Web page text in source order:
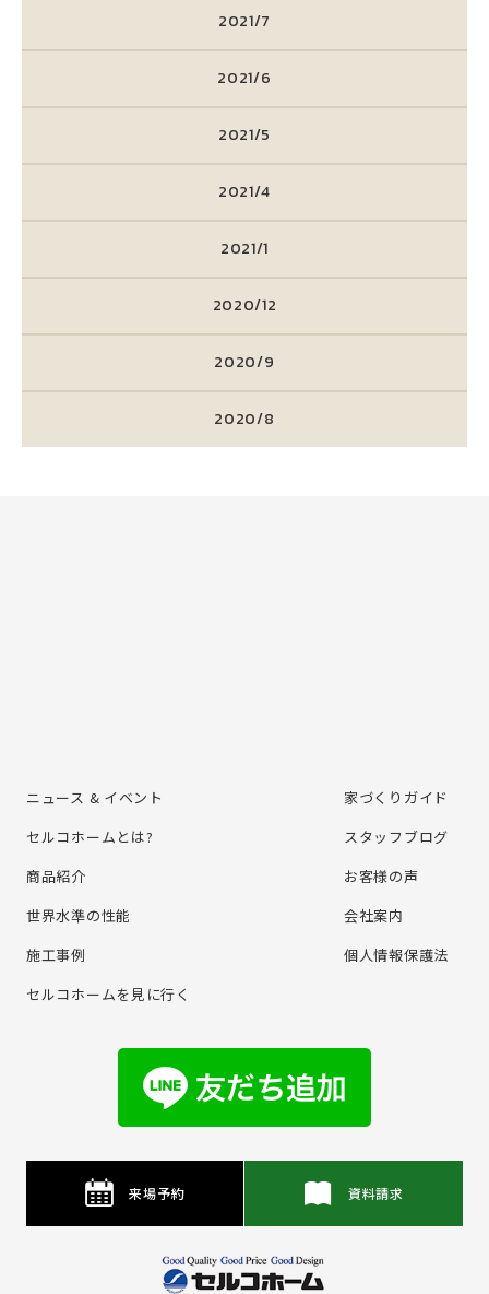
2021/7
2021/6
2021/5
2021/4
2021/1
2020/12
2020/9
2020/8
ニュース & イベント
セルコホームとは?
商品紹介
世界水準の性能
施⼯事例
セルコホームを⾒に⾏く
家づくりガイド
スタッフブログ
お客様の声
会社案内
個⼈情報保護法
来場予約 資料請求